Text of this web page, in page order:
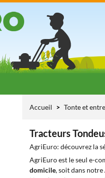
Accueil Tonte et
Tracteurs
AgriEuro: découvrez la
AgriEuro est le seul e-
domicile, soit dans notre